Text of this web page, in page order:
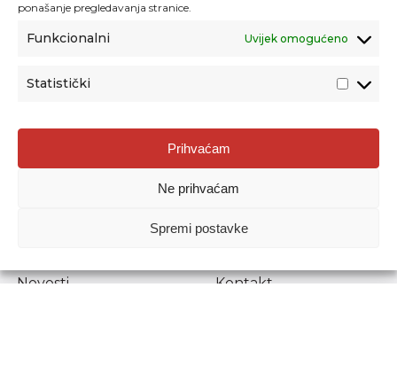
ponašanje pregledavanja stranice.
Funkcionalni Uvijek omogućeno
Statistički
Prihvaćam
Ne prihvaćam
Spremi postavke
Agencija za odgoj i obrazovanje
Donje Svetice 38, 10000 Zagreb
1778129
Prenošenje sadržaja dopušteno je uz navođenje izvora.
Novosti
Kontakt